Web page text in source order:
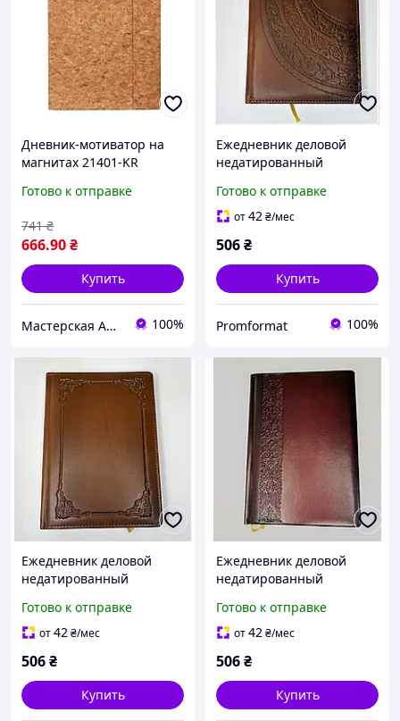
Дневник-мотиватор на
магнитах 21401-KR
пробкового дуба
Готово к отправке
666.90₴
741 ₴
Купить
Мастерская Aborealis 100%
Ежедневник деловой
недатированный
торец, тиснение, А5
В122/1/4 Библис
Готово к отправке
от42₴/мес
506₴
Купить
Promformat 100%
Ежедневник деловой
недатированный
торец, тиснение, А5
В122/1/7 Библиос
Готово к отправке
от42₴/мес
506₴
Купить
Ежедневник деловой
недатированный
торец, тиснение, А5
В122/1/8 Библис
Готово к отправке
от42₴/мес
506₴
Купить